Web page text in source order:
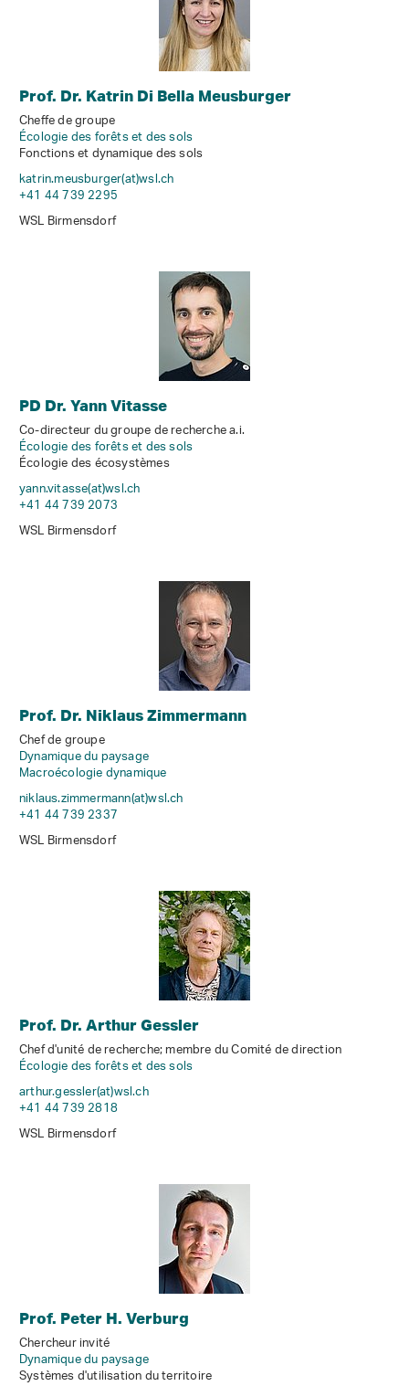
Prof. Dr. Katrin Di Bella Meusburger
Cheffe de groupe
Écologie des forêts et des sols
Fonctions et dynamique des sols
katrin.meusburger(at)wsl.ch
+41 44 739 2295
WSL Birmensdorf
PD Dr. Yann Vitasse
Co-directeur du groupe de recherche a.i.
Écologie des forêts et des sols
Écologie des écosystèmes
yann.vitasse(at)wsl.ch
+41 44 739 2073
WSL Birmensdorf
Prof. Dr. Niklaus Zimmermann
Chef de groupe
Dynamique du paysage
Macroécologie dynamique
niklaus.zimmermann(at)wsl.ch
+41 44 739 2337
WSL Birmensdorf
Prof. Dr. Arthur Gessler
Chef d'unité de recherche; membre du Comité de direction
Écologie des forêts et des sols
arthur.gessler(at)wsl.ch
+41 44 739 2818
WSL Birmensdorf
Prof. Peter H. Verburg
Chercheur invité
Dynamique du paysage
Systèmes d'utilisation du territoire